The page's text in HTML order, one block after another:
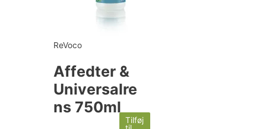
ReVoco
Affedter &
Universalre
ns 750ml
Tilføj